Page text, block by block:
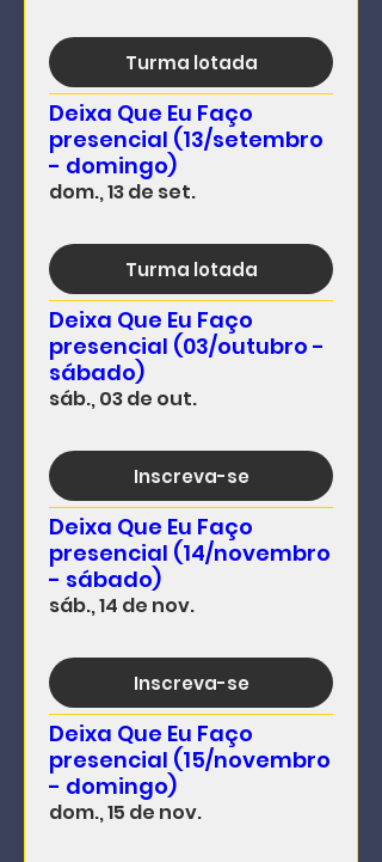
Turma lotada
Deixa Que Eu Faço
presencial (13/setembro
- domingo)
dom., 13 de set.
Turma lotada
Deixa Que Eu Faço
presencial (03/outubro -
sábado)
sáb., 03 de out.
Inscreva-se
Deixa Que Eu Faço
presencial (14/novembro
- sábado)
sáb., 14 de nov.
Inscreva-se
Deixa Que Eu Faço
presencial (15/novembro
- domingo)
dom., 15 de nov.